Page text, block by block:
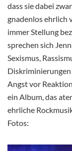
dass sie dabei
gnadenlos ehrlich
immer Stellung
sprechen sich
Sexismus,
Diskriminierungen
Angst vor
ein Album, das
ehrliche
Fotos: